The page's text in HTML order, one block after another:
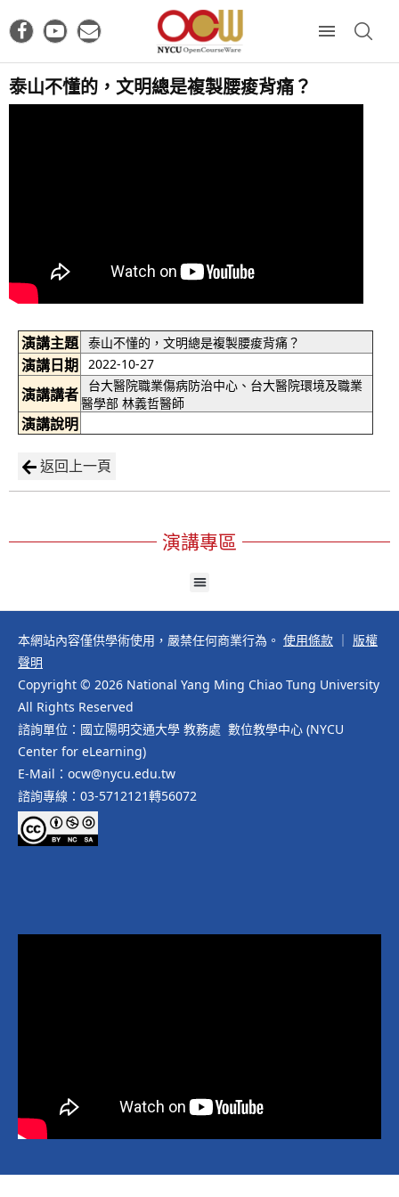
泰山不懂的，文明總是複製腰痠背痛？
演講主題 泰山不懂的，文明總是複製腰痠背痛？
演講日期 2022-10-27
演講講者
台大醫院職業傷病防治中心、台大醫院環境及職業
醫學部 林義哲醫師
演講說明
返回上一頁
演講專區
本網站內容僅供學術使用，嚴禁任何商業行為。 使用條款
版權
聲明
Copyright © 2026 National Yang Ming Chiao Tung University
All Rights Reserved
諮詢單位：國立陽明交通大學 教務處 數位教學中心 (NYCU
Center for eLearning)
E-Mail：ocw@nycu.edu.tw
諮詢專線：03-5712121轉56072